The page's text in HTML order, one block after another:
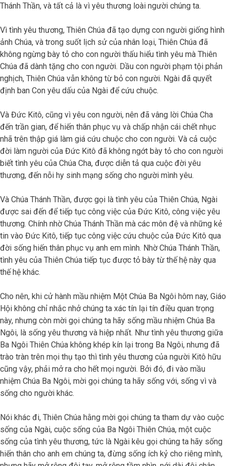
Thánh Thần, và tất cả là vì yêu thương loài người chúng ta.
Vì tình yêu thương, Thiên Chúa đã tạo dựng con người giống hình
ảnh Chúa, và trong suốt lịch sử của nhân loại, Thiên Chúa đã
không ngừng bày tỏ cho con người thấu hiểu tình yêu mà Thiên
Chúa đã dành tặng cho con người. Dầu con người phạm tội phản
nghịch, Thiên Chúa vẫn không từ bỏ con người. Ngài đã quyết
định ban Con yêu dấu của Ngài để cứu chuộc.
Và Đức Kitô, cũng vì yêu con người, nên đã vâng lời Chúa Cha
đến trần gian, để hiến thân phục vụ và chấp nhận cái chết nhục
nhã trên thập giá làm giá cứu chuộc cho con người. Và cả cuộc
đời làm người của Đức Kitô đã không ngớt bày tỏ cho con người
biết tình yêu của Chúa Cha, được diễn tả qua cuộc đời yêu
thương, đến nỗi hy sinh mạng sống cho người mình yêu.
Và Chúa Thánh Thần, được gọi là tình yêu của Thiên Chúa, Ngài
được sai đến để tiếp tục công việc của Đức Kitô, công việc yêu
thương. Chính nhờ Chúa Thánh Thần mà các môn đệ và những kẻ
tin vào Đức Kitô, tiếp tục công việc cứu chuộc của Đức Kitô qua
đời sống hiến thân phục vụ anh em mình. Nhờ Chúa Thánh Thần,
tình yêu của Thiên Chúa tiếp tục được tỏ bày từ thế hệ này qua
thế hệ khác.
Cho nên, khi cử hành mầu nhiệm Một Chúa Ba Ngôi hôm nay, Giáo
Hội không chỉ nhắc nhở chúng ta xác tín lại tín điều quan trọng
này, nhưng còn mời gọi chúng ta hãy sống mầu nhiệm Chúa Ba
Ngôi, là sống yêu thương và hiệp nhất. Như tình yêu thương giữa
Ba Ngôi Thiên Chúa không khép kín lại trong Ba Ngôi, nhưng đã
trào tràn trên mọi thụ tạo thì tình yêu thương của người Kitô hữu
cũng vậy, phải mở ra cho hết mọi người. Bởi đó, đi vào mầu
nhiệm Chúa Ba Ngôi, mời gọi chúng ta hãy sống với, sống vì và
sống cho người khác.
Nói khác đi, Thiên Chúa hằng mời gọi chúng ta tham dự vào cuộc
sống của Ngài, cuộc sống của Ba Ngôi Thiên Chúa, một cuộc
sống của tình yêu thương, tức là Ngài kêu gọi chúng ta hãy sống
hiến thân cho anh em chúng ta, đừng sống ích kỷ cho riêng mình,